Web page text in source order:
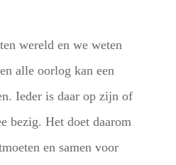
wereld en we weten
alle oorlog kan een
Ieder is daar op zijn of
bezig. Het doet daarom
en samen voor